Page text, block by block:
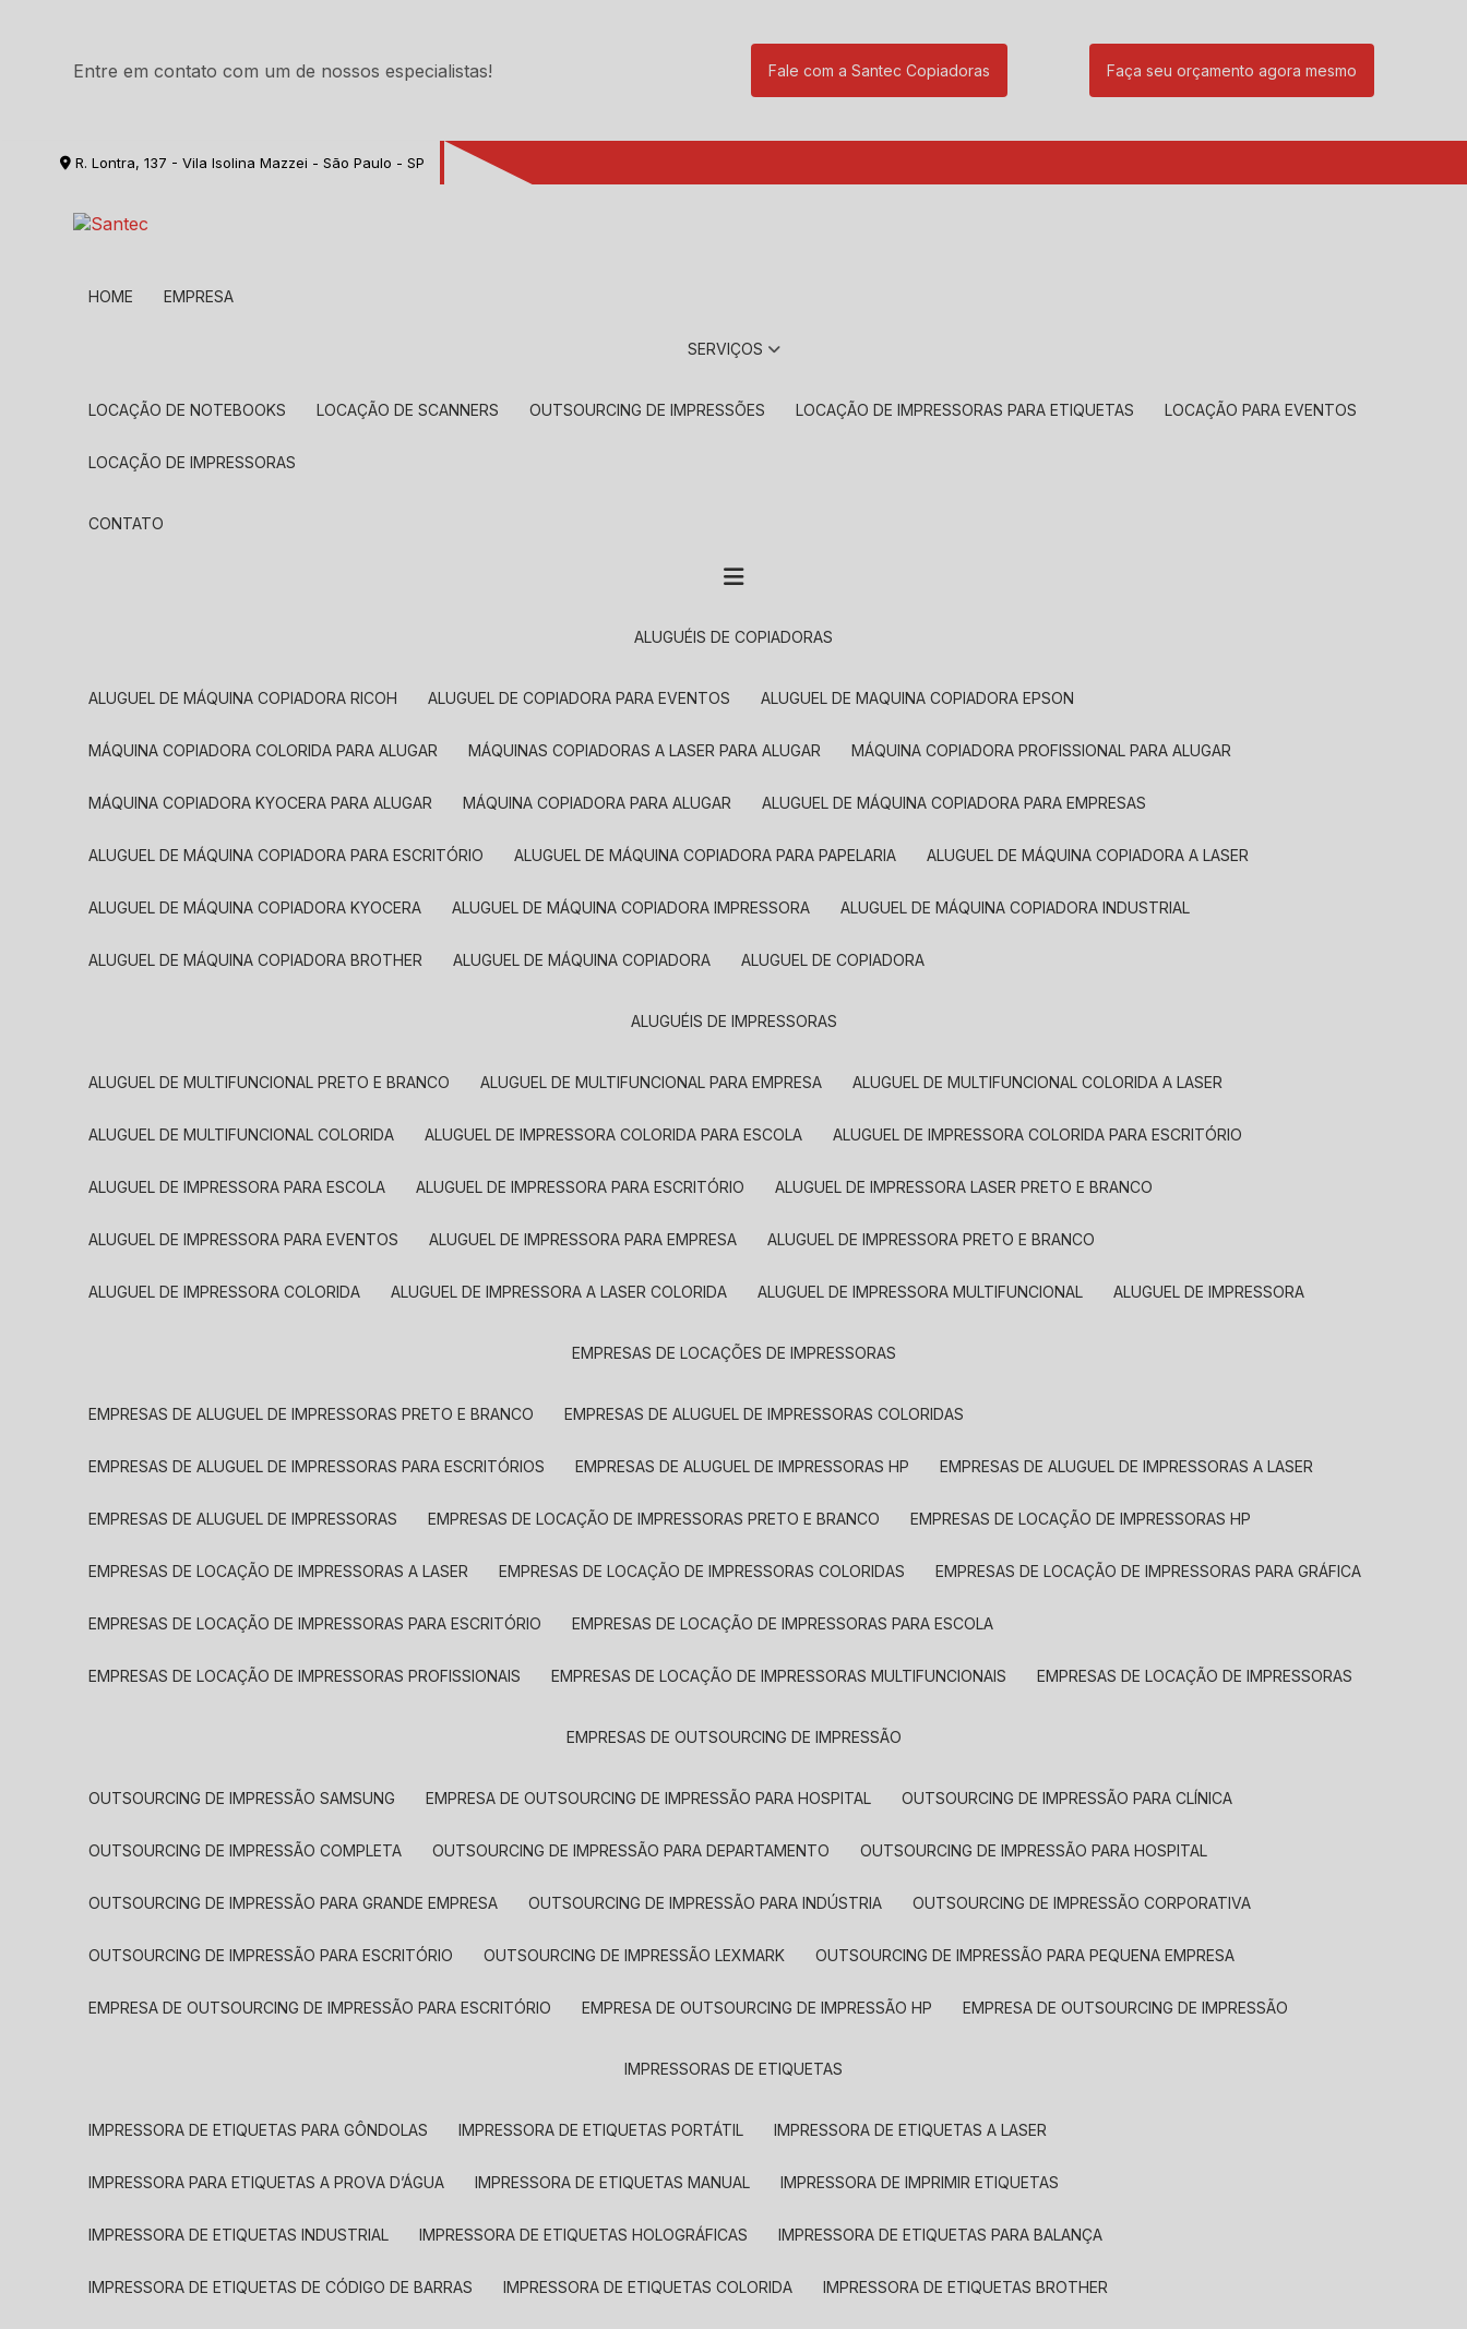
Entre em contato com um de nossos especialistas! Fale com a Santec Copiadoras Faça seu orçamento agora mesmo
R. Lontra, 137 - Vila Isolina Mazzei - São Paulo - SP
HOME EMPRESA
SERVIÇOS
LOCAÇÃO DE NOTEBOOKS LOCAÇÃO DE SCANNERS OUTSOURCING DE IMPRESSÕES LOCAÇÃO DE IMPRESSORAS PARA ETIQUETAS LOCAÇÃO PARA EVENTOS
LOCAÇÃO DE IMPRESSORAS
CONTATO
ALUGUÉIS DE COPIADORAS
ALUGUEL DE MÁQUINA COPIADORA RICOH ALUGUEL DE COPIADORA PARA EVENTOS ALUGUEL DE MAQUINA COPIADORA EPSON
MÁQUINA COPIADORA COLORIDA PARA ALUGAR MÁQUINAS COPIADORAS A LASER PARA ALUGAR MÁQUINA COPIADORA PROFISSIONAL PARA ALUGAR
MÁQUINA COPIADORA KYOCERA PARA ALUGAR MÁQUINA COPIADORA PARA ALUGAR ALUGUEL DE MÁQUINA COPIADORA PARA EMPRESAS
ALUGUEL DE MÁQUINA COPIADORA PARA ESCRITÓRIO ALUGUEL DE MÁQUINA COPIADORA PARA PAPELARIA ALUGUEL DE MÁQUINA COPIADORA A LASER
ALUGUEL DE MÁQUINA COPIADORA KYOCERA ALUGUEL DE MÁQUINA COPIADORA IMPRESSORA ALUGUEL DE MÁQUINA COPIADORA INDUSTRIAL
ALUGUEL DE MÁQUINA COPIADORA BROTHER ALUGUEL DE MÁQUINA COPIADORA ALUGUEL DE COPIADORA
ALUGUÉIS DE IMPRESSORAS
ALUGUEL DE MULTIFUNCIONAL PRETO E BRANCO ALUGUEL DE MULTIFUNCIONAL PARA EMPRESA ALUGUEL DE MULTIFUNCIONAL COLORIDA A LASER
ALUGUEL DE MULTIFUNCIONAL COLORIDA ALUGUEL DE IMPRESSORA COLORIDA PARA ESCOLA ALUGUEL DE IMPRESSORA COLORIDA PARA ESCRITÓRIO
ALUGUEL DE IMPRESSORA PARA ESCOLA ALUGUEL DE IMPRESSORA PARA ESCRITÓRIO ALUGUEL DE IMPRESSORA LASER PRETO E BRANCO
ALUGUEL DE IMPRESSORA PARA EVENTOS ALUGUEL DE IMPRESSORA PARA EMPRESA ALUGUEL DE IMPRESSORA PRETO E BRANCO
ALUGUEL DE IMPRESSORA COLORIDA ALUGUEL DE IMPRESSORA A LASER COLORIDA ALUGUEL DE IMPRESSORA MULTIFUNCIONAL ALUGUEL DE IMPRESSORA
EMPRESAS DE LOCAÇÕES DE IMPRESSORAS
EMPRESAS DE ALUGUEL DE IMPRESSORAS PRETO E BRANCO EMPRESAS DE ALUGUEL DE IMPRESSORAS COLORIDAS
EMPRESAS DE ALUGUEL DE IMPRESSORAS PARA ESCRITÓRIOS EMPRESAS DE ALUGUEL DE IMPRESSORAS HP EMPRESAS DE ALUGUEL DE IMPRESSORAS A LASER
EMPRESAS DE ALUGUEL DE IMPRESSORAS EMPRESAS DE LOCAÇÃO DE IMPRESSORAS PRETO E BRANCO EMPRESAS DE LOCAÇÃO DE IMPRESSORAS HP
EMPRESAS DE LOCAÇÃO DE IMPRESSORAS A LASER EMPRESAS DE LOCAÇÃO DE IMPRESSORAS COLORIDAS EMPRESAS DE LOCAÇÃO DE IMPRESSORAS PARA GRÁFICA
EMPRESAS DE LOCAÇÃO DE IMPRESSORAS PARA ESCRITÓRIO EMPRESAS DE LOCAÇÃO DE IMPRESSORAS PARA ESCOLA
EMPRESAS DE LOCAÇÃO DE IMPRESSORAS PROFISSIONAIS EMPRESAS DE LOCAÇÃO DE IMPRESSORAS MULTIFUNCIONAIS EMPRESAS DE LOCAÇÃO DE IMPRESSORAS
EMPRESAS DE OUTSOURCING DE IMPRESSÃO
OUTSOURCING DE IMPRESSÃO SAMSUNG EMPRESA DE OUTSOURCING DE IMPRESSÃO PARA HOSPITAL OUTSOURCING DE IMPRESSÃO PARA CLÍNICA
OUTSOURCING DE IMPRESSÃO COMPLETA OUTSOURCING DE IMPRESSÃO PARA DEPARTAMENTO OUTSOURCING DE IMPRESSÃO PARA HOSPITAL
OUTSOURCING DE IMPRESSÃO PARA GRANDE EMPRESA OUTSOURCING DE IMPRESSÃO PARA INDÚSTRIA OUTSOURCING DE IMPRESSÃO CORPORATIVA
OUTSOURCING DE IMPRESSÃO PARA ESCRITÓRIO OUTSOURCING DE IMPRESSÃO LEXMARK OUTSOURCING DE IMPRESSÃO PARA PEQUENA EMPRESA
EMPRESA DE OUTSOURCING DE IMPRESSÃO PARA ESCRITÓRIO EMPRESA DE OUTSOURCING DE IMPRESSÃO HP EMPRESA DE OUTSOURCING DE IMPRESSÃO
IMPRESSORAS DE ETIQUETAS
IMPRESSORA DE ETIQUETAS PARA GÔNDOLAS IMPRESSORA DE ETIQUETAS PORTÁTIL IMPRESSORA DE ETIQUETAS A LASER
IMPRESSORA PARA ETIQUETAS A PROVA D’ÁGUA IMPRESSORA DE ETIQUETAS MANUAL IMPRESSORA DE IMPRIMIR ETIQUETAS
IMPRESSORA DE ETIQUETAS INDUSTRIAL IMPRESSORA DE ETIQUETAS HOLOGRÁFICAS IMPRESSORA DE ETIQUETAS PARA BALANÇA
IMPRESSORA DE ETIQUETAS DE CÓDIGO DE BARRAS IMPRESSORA DE ETIQUETAS COLORIDA IMPRESSORA DE ETIQUETAS BROTHER